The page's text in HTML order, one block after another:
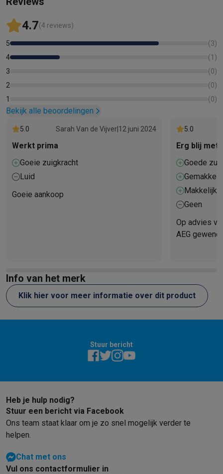
4.7(4 reviews)
5 (3)
4
(1 )
3
(0)
2
(0)
1
(0)
Bekijk alle beoordelingen
5.0 Sarah Van de Vijver 12 juni 2024
Werkt prima
Goeie zuigkracht
Luid
Goeie aankoop
5.0
Erg blij met
Goede
Makkelijk
Geen
Op advies
AEG
Info van het merk
Klik hier voor meer informatie over dit product
Stuur bericht
Heb je hulp nodig?
Stuur een bericht via Facebook
Ons team staat klaar om je zo snel mogelijk verder te
helpen.
Chat met ons
Vul ons contactformulier in